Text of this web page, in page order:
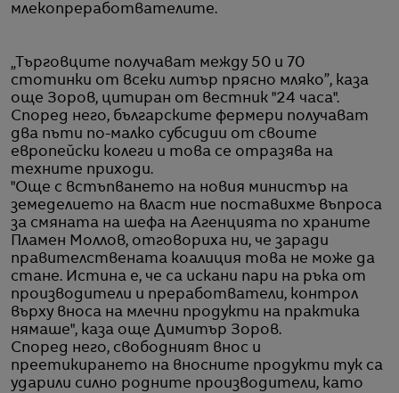
млекопреработвателите.
„Търговците получават между 50 и 70
стотинки от всеки литър прясно мляко”, каза
още Зоров, цитиран от вестник "24 часа".
Според него, българските фермери получават
два пъти по-малко субсидии от своите
европейски колеги и това се отразява на
техните приходи.
"Още с встъпването на новия министър на
земеделието на власт ние поставихме въпроса
за смяната на шефа на Агенцията по храните
Пламен Моллов, отговориха ни, че заради
правителствената коалиция това не може да
стане. Истина е, че са искани пари на ръка от
производители и преработватели, контрол
върху вноса на млечни продукти на практика
нямаше", каза още Димитър Зоров.
Според него, свободният внос и
преетикирането на вносните продукти тук са
ударили силно родните производители, като